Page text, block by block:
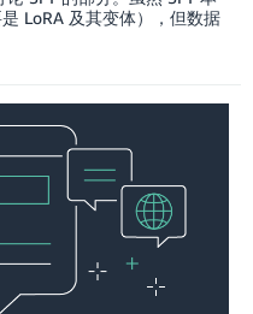
LoRA 及其变体），但数据